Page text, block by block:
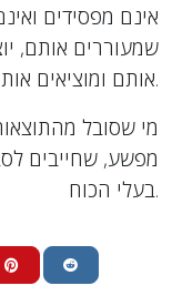
אינם מפסידים
שמעוררים אותם,
אותם ומוציאים אותם לפועל.
מי שסובל
מפשע, שחייבים
בעלי הכוח.